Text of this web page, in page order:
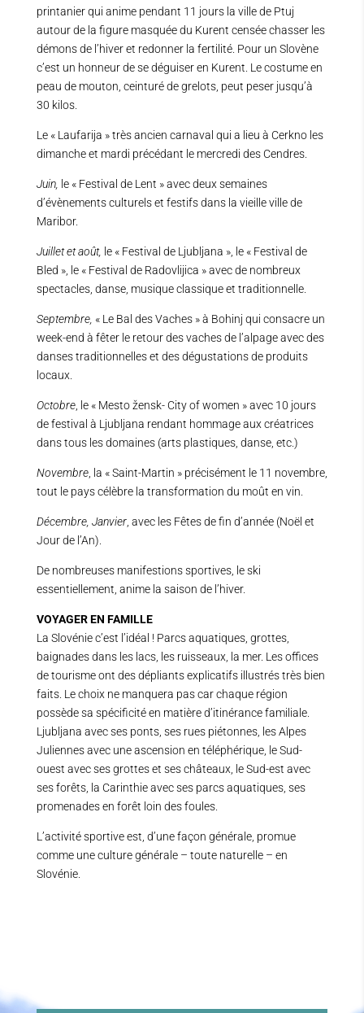
printanier qui anime pendant 11 jours la ville de Ptuj
autour de la figure masquée du Kurent censée chasser les
démons de l’hiver et redonner la fertilité. Pour un Slovène
c’est un honneur de se déguiser en Kurent. Le costume en
peau de mouton, ceinturé de grelots, peut peser jusqu’à
30 kilos.
Le « Laufarija » très ancien carnaval qui a lieu à Cerkno les
dimanche et mardi précédant le mercredi des Cendres.
Juin, le « Festival de Lent » avec deux semaines
d’évènements culturels et festifs dans la vieille ville de
Maribor.
Juillet et août, le « Festival de Ljubljana », le « Festival de
Bled », le « Festival de Radovlijica » avec de nombreux
spectacles, danse, musique classique et traditionnelle.
Septembre, « Le Bal des Vaches » à Bohinj qui consacre un
week-end à fêter le retour des vaches de l’alpage avec des
danses traditionnelles et des dégustations de produits
locaux.
Octobre, le « Mesto žensk- City of women » avec 10 jours
de festival à Ljubljana rendant hommage aux créatrices
dans tous les domaines (arts plastiques, danse, etc.)
Novembre, la « Saint-Martin » précisément le 11 novembre,
tout le pays célèbre la transformation du moût en vin.
Décembre, Janvier, avec les Fêtes de fin d’année (Noël et
Jour de l’An).
De nombreuses manifestions sportives, le ski
essentiellement, anime la saison de l’hiver.
VOYAGER EN FAMILLE
La Slovénie c’est l’idéal ! Parcs aquatiques, grottes,
baignades dans les lacs, les ruisseaux, la mer. Les offices
de tourisme ont des dépliants explicatifs illustrés très bien
faits. Le choix ne manquera pas car chaque région
possède sa spécificité en matière d’itinérance familiale.
Ljubljana avec ses ponts, ses rues piétonnes, les Alpes
Juliennes avec une ascension en téléphérique, le Sud-
ouest avec ses grottes et ses châteaux, le Sud-est avec
ses forêts, la Carinthie avec ses parcs aquatiques, ses
promenades en forêt loin des foules.
L’activité sportive est, d’une façon générale, promue
comme une culture générale – toute naturelle – en
Slovénie.